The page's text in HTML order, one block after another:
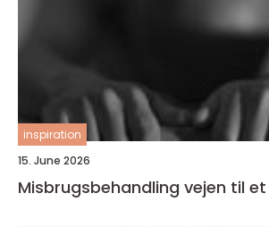
inspiration
15. June 2026